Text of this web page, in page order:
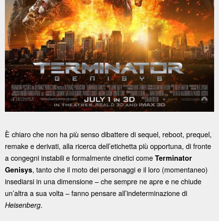
È chiaro che non ha più senso dibattere di sequel, reboot, prequel,
remake e derivati, alla ricerca dell’etichetta più opportuna, di fronte
a congegni instabili e formalmente cinetici come Terminator
Genisys, tanto che il moto dei personaggi e il loro (momentaneo)
insediarsi in una dimensione – che sempre ne apre e ne chiude
un’altra a sua volta – fanno pensare all’indeterminazione di
Heisenberg.